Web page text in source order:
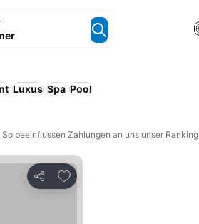
Luxus Spa Pool
So beeinflussen Zahlungen an uns unser Ranking
Teilen
Zu Favoriten hinzufügen